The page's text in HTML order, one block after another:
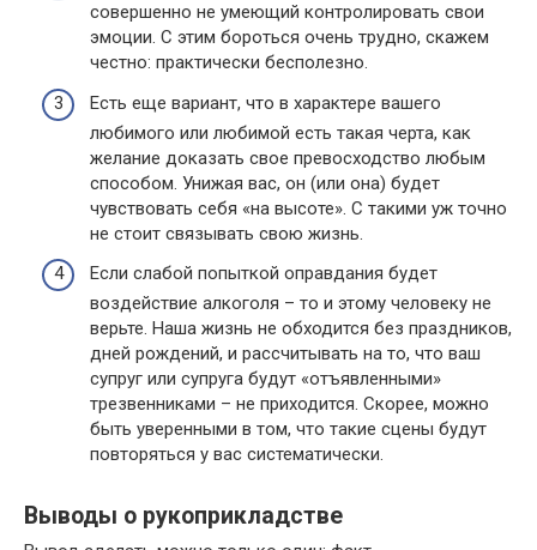
совершенно не умеющий контролировать свои
эмоции. С этим бороться очень трудно, скажем
честно: практически бесполезно.
Есть еще вариант, что в характере вашего
любимого или любимой есть такая черта, как
желание доказать свое превосходство любым
способом. Унижая вас, он (или она) будет
чувствовать себя «на высоте». С такими уж точно
не стоит связывать свою жизнь.
Если слабой попыткой оправдания будет
воздействие алкоголя – то и этому человеку не
верьте. Наша жизнь не обходится без праздников,
дней рождений, и рассчитывать на то, что ваш
супруг или супруга будут «отъявленными»
трезвенниками – не приходится. Скорее, можно
быть уверенными в том, что такие сцены будут
повторяться у вас систематически.
Выводы о рукоприкладстве